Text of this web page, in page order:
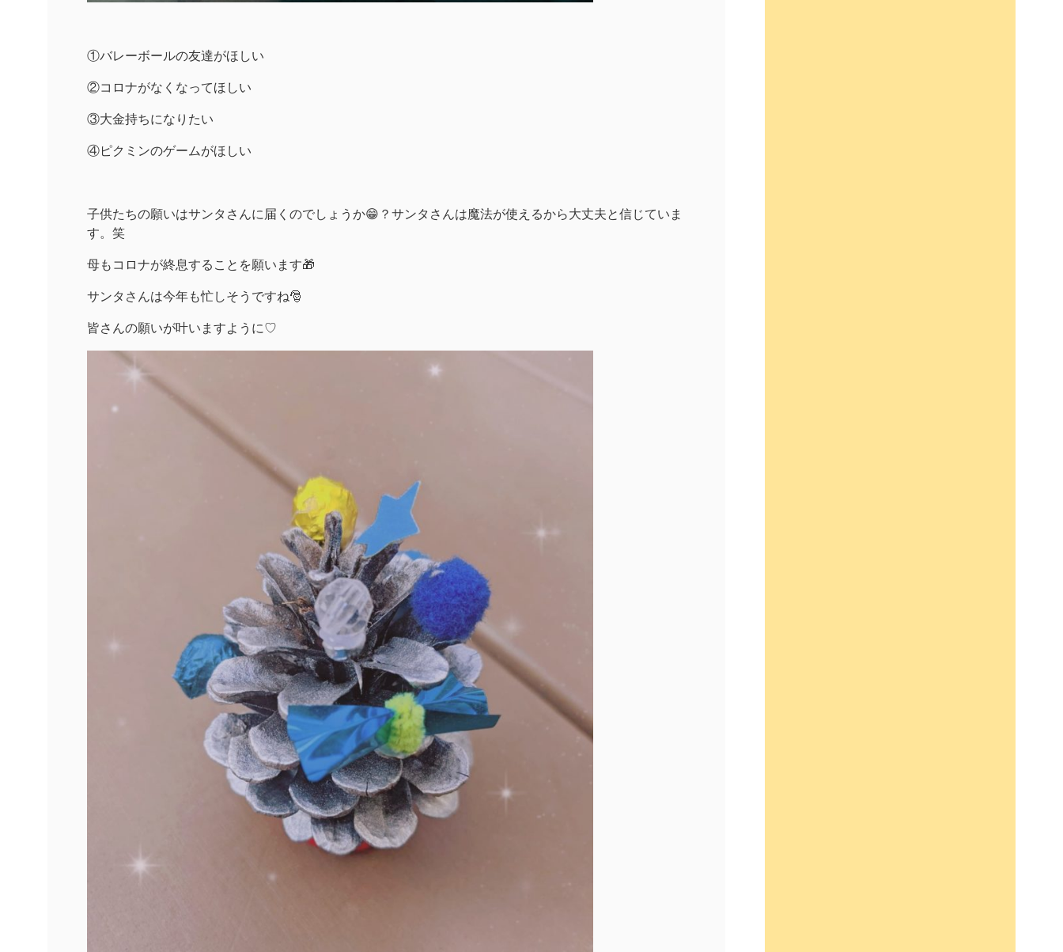
①バレーボールの友達がほしい
②コロナがなくなってほしい
③大金持ちになりたい
④ピクミンのゲームがほしい
子供たちの願いはサンタさんに届くのでしょうか😁？サンタさんは魔法が使えるから大丈夫と信じていま
す。笑
母もコロナが終息することを願います🎁
サンタさんは今年も忙しそうですね🎅
皆さんの願いが叶いますように♡